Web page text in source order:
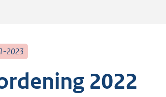
2023
2022